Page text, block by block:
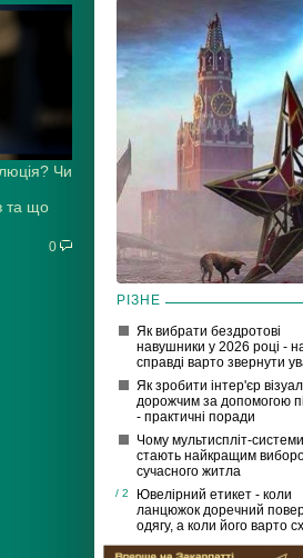
Чи
та що
0
РІЗНЕ
Як вибрати бездротові
навушники у 2026 році -
справді варто звернути
Як зробити інтер'єр
дорожчим за допомогою
- практичні поради
Чому мультиспліт-системи
стають найкращим
сучасного житла
/ 2
Ювелірний етикет - коли
ланцюжок доречний
одягу, а коли його варто